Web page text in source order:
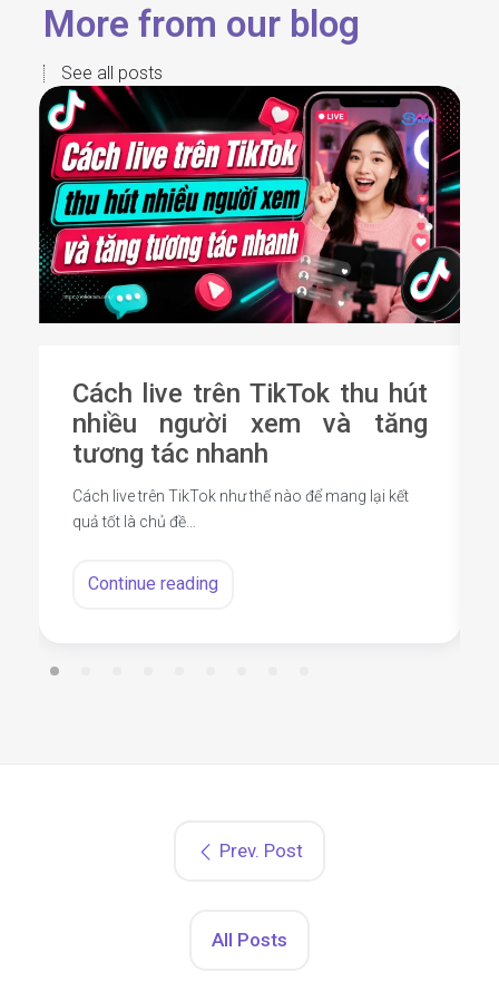
More from our blog
See all posts
Cách live trên TikTok thu hút
nhiều người xem và tăng
tương tác nhanh
Cách live trên TikTok như thế nào để mang lại kết
quả tốt là chủ đề…
Continue reading
Prev. Post
All Posts